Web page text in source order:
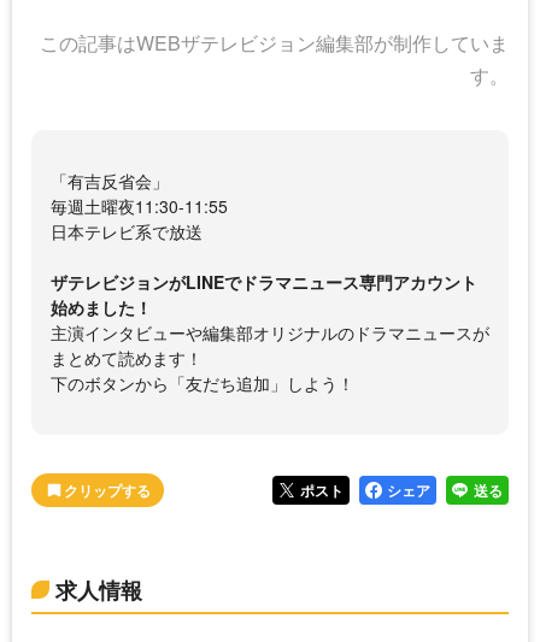
この記事はWEBザテレビジョン編集部が制作していま
す。
「有吉反省会」
毎週土曜夜11:30-11:55
日本テレビ系で放送
ザテレビジョンがLINEでドラマニュース専門アカウント
始めました！
主演インタビューや編集部オリジナルのドラマニュースが
まとめて読めます！
下のボタンから「友だち追加」しよう！
ポスト シェア 送る
求人情報